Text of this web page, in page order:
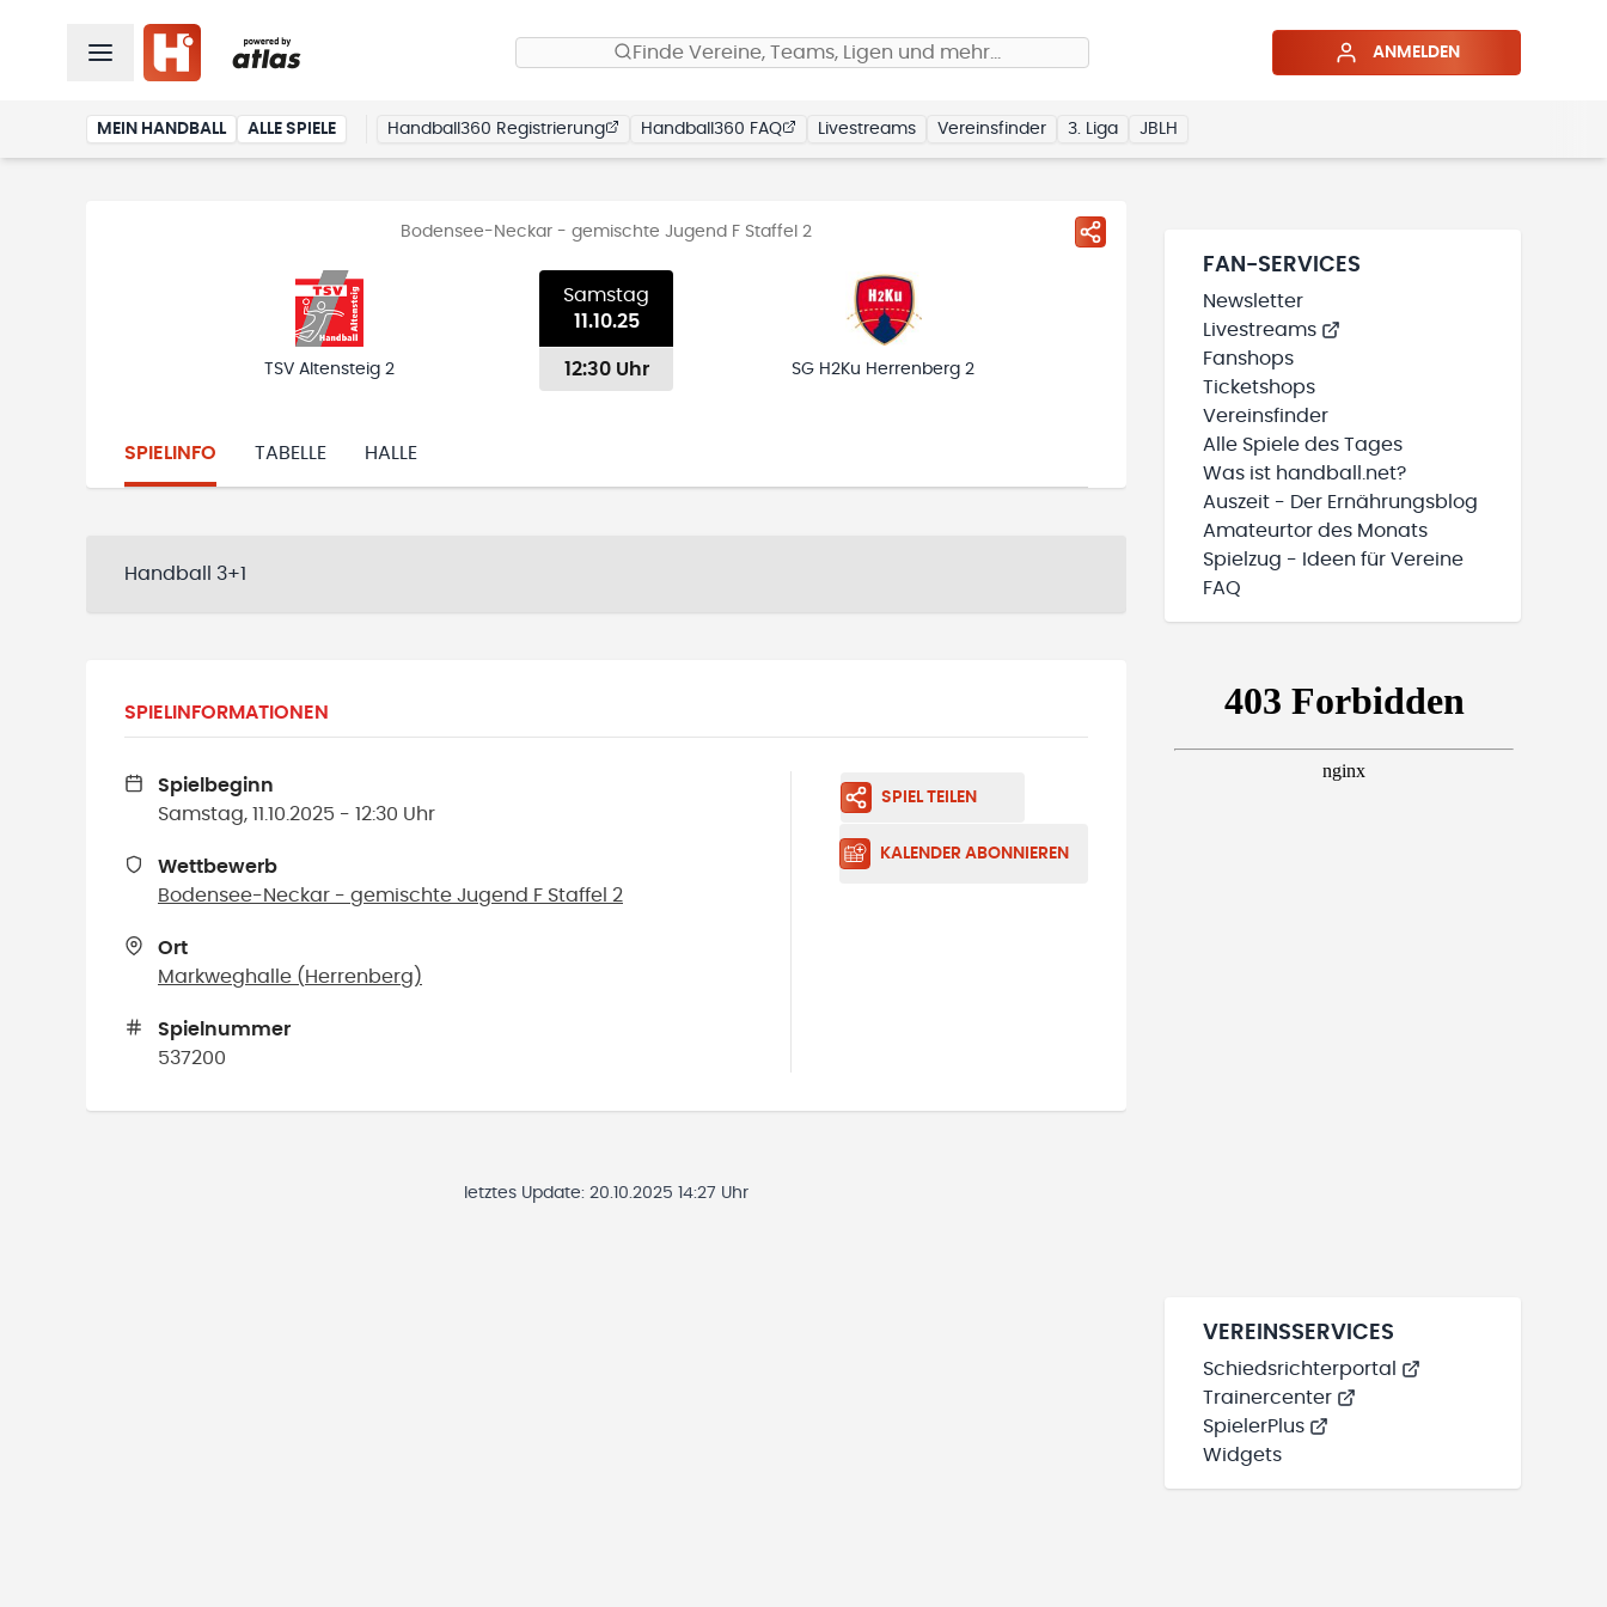
Finde Vereine, Teams, Ligen und mehr… ANMELDEN
MEIN HANDBALL ALLE SPIELE Handball360 Registrierung Handball360 FAQ Livestreams Vereinsfinder 3. Liga JBLH
Bodensee-Neckar - gemischte Jugend F Staffel 2
TSV Altensteig 2
Samstag
11.10.25
12:30 Uhr SG H2Ku Herrenberg 2
SPIELINFO TABELLE HALLE
Handball 3+1
SPIELINFORMATIONEN
Spielbeginn
Samstag, 11.10.2025 - 12:30 Uhr
Wettbewerb
Bodensee-Neckar - gemischte Jugend F Staffel 2
Ort
Markweghalle ( Herrenberg )
Spielnummer
537200
SPIEL TEILEN
KALENDER ABONNIEREN
letztes Update: 20.10.2025 14:27 Uhr
FAN-SERVICES
Newsletter
Livestreams
Fanshops
Ticketshops
Vereinsfinder
Alle Spiele des Tages
Was ist handball.net?
Auszeit - Der Ernährungsblog
Amateurtor des Monats
Spielzug - Ideen für Vereine
FAQ
VEREINSSERVICES
Schiedsrichterportal
Trainercenter
SpielerPlus
Widgets